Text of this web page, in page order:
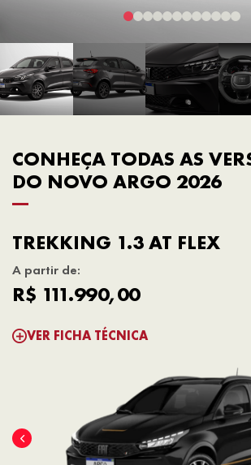
CONHEÇA TODAS AS
DO NOVO ARGO 2026
TREKKING 1.3 AT FLEX
A partir de:
R$ 111.990,00
VER FICHA TÉCNICA